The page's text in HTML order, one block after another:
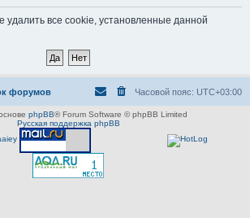
удалить все cookie, установленные данной
форумов Часовой пояс: UTC+03:00
phpBB® Forum Software © phpBB Limited
Русская поддержка phpBB